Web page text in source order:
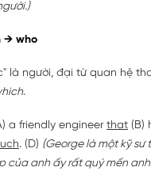
→ who
là người, đại từ quan hệ
.
a friendly engineer that (B)
. (D) (George là một kỹ sư
của anh ấy rất quý mến anh